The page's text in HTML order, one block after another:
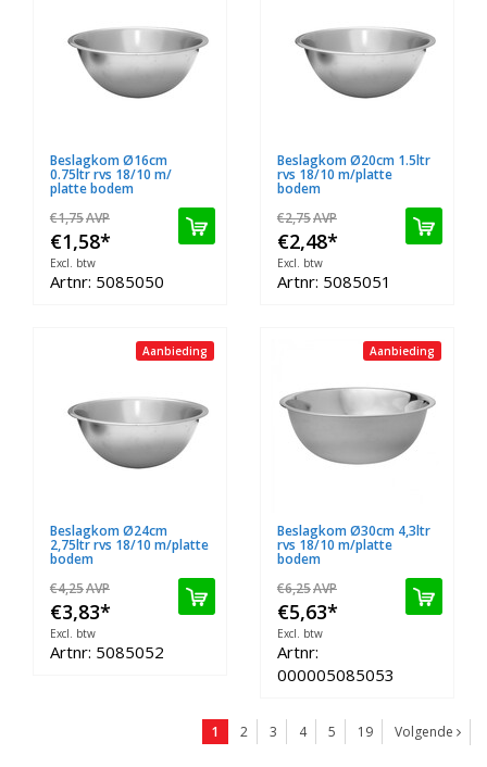
Beslagkom Ø16cm
0.75ltr rvs 18/10 m/
platte bodem
€1,75AVP
€1,58*
Excl. btw
Artnr: 5085050
Beslagkom Ø20cm 1.5ltr
rvs 18/10 m/platte
bodem
€2,75AVP
€2,48*
Excl. btw
Artnr: 5085051
Aanbieding
Beslagkom Ø24cm
2,75ltr rvs 18/10 m/platte
bodem
€4,25AVP
€3,83*
Excl. btw
Artnr: 5085052
Aanbieding
Beslagkom Ø30cm 4,3ltr
rvs 18/10 m/platte
bodem
€6,25AVP
€5,63*
Excl. btw
Artnr:
000005085053
1 2 3 4 5 19 Volgende